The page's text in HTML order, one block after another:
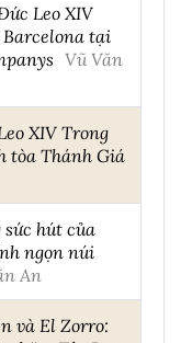
Leo XIV
tại
Vũ Văn
XIV Trong
tòa Thánh Giá
hút của
ngọn núi
An
và El Zorro: